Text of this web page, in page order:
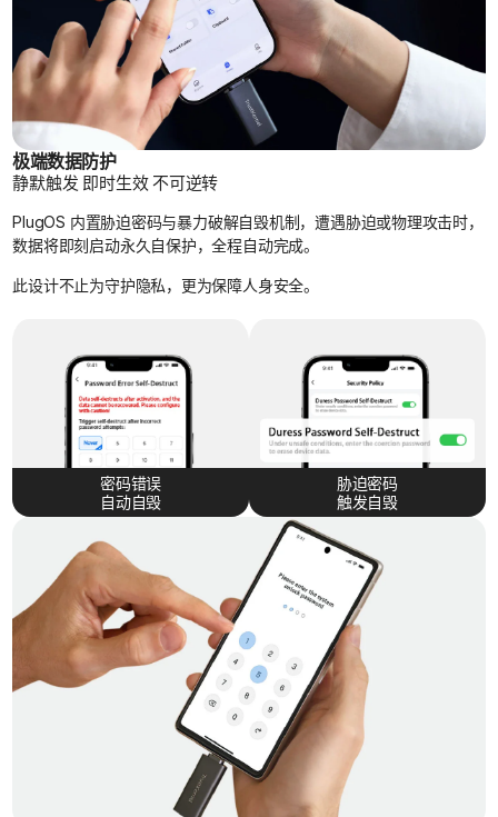
极端数据防护
静默触发 即时生效 不可逆转
PlugOS 内置胁迫密码与暴力破解自毁机制，遭遇胁迫或物理攻击时，
数据将即刻启动永久自保护，全程自动完成。
此设计不止为守护隐私，更为保障人身安全。
密码错误
自动自毁
胁迫密码
触发自毁